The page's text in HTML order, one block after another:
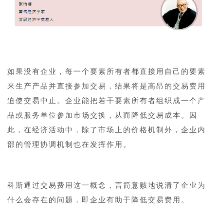
如果没有企业，每一个要素所有者都直接用自己的要素
来生产产品并直接参加交易，结果将是高昂的交易费用
迫使交易中止。企业能把若干要素所有者组织成一个产
品或服务单位参加市场交换，从而降低交易成本。因
此，在经济活动中，除了市场上的价格机制外，企业内
部的管理协调机制也在发挥作用。
科斯通过交易费用这一概念，言简意赅地说清了企业为
什么会存在的问题，即企业有助于降低交易费用。